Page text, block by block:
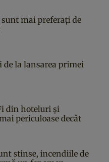
mai preferați de
de la lansarea primei
din hoteluri și
periculoase decât
stinse, incendiile de